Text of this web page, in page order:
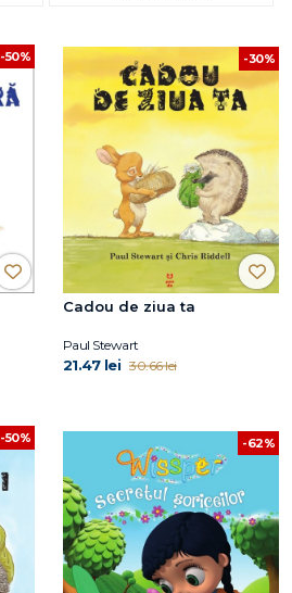
-50% -30%
Cadou de ziua ta
Paul Stewart
21.47 lei 30.66 lei
-50% -62%